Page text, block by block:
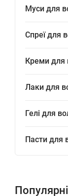
Муси для
Спреї для
Креми для
Лаки для
Гелі для
Пасти для